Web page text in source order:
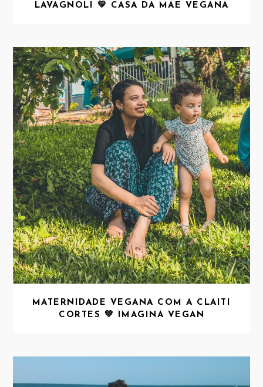
LAVAGNOLI 💛 CASA DA MÃE VEGANA
MATERNIDADE VEGANA COM A CLAITI
CORTES 💚 IMAGINA VEGAN